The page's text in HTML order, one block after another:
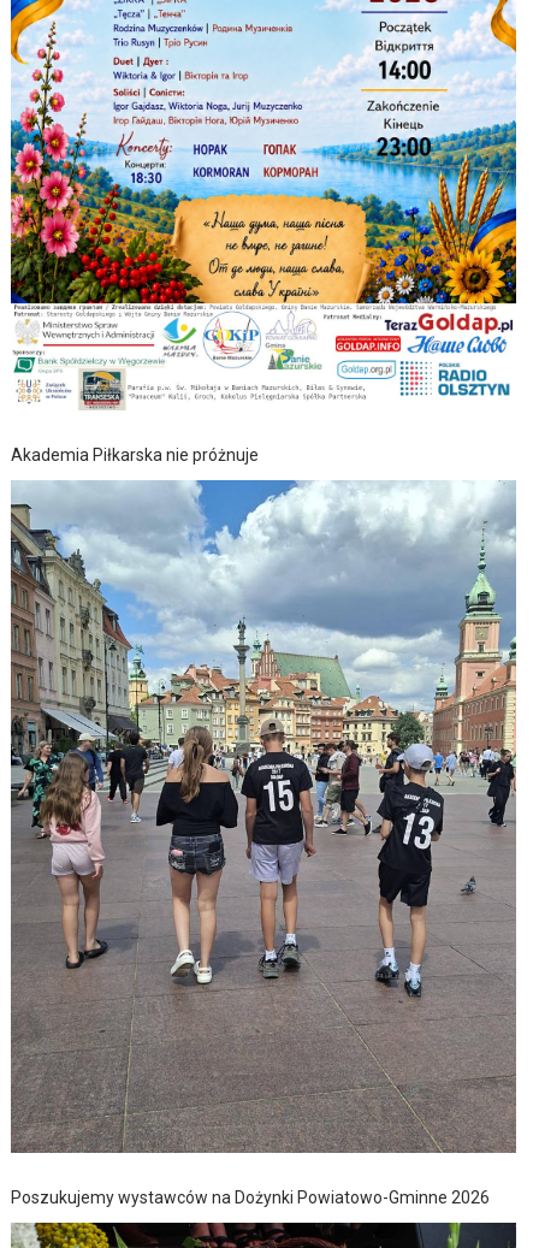
Akademia Piłkarska nie próżnuje
Poszukujemy wystawców na Dożynki Powiatowo-Gminne 2026